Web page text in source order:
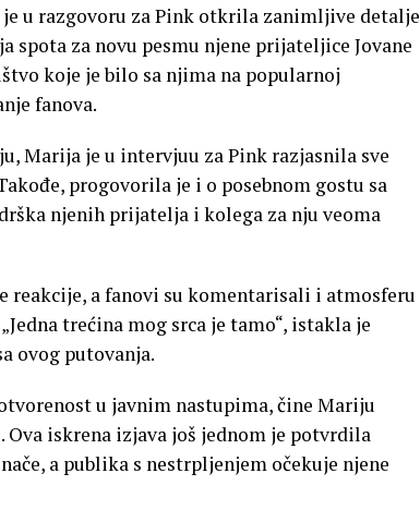
u razgovoru za Pink otkrila zanimljive detalje
spota za novu pesmu njene prijateljice Jovane
koje je bilo sa njima na popularnoj
fanova.
Marija je u intervjuu za Pink razjasnila sve
progovorila je i o posebnom gostu sa
njenih prijatelja i kolega za nju veoma
reakcije, a fanovi su komentarisali i atmosferu
trećina mog srca je tamo“, istakla je
ovog putovanja.
u javnim nastupima, čine Mariju
iskrena izjava još jednom je potvrdila
a publika s nestrpljenjem očekuje njene